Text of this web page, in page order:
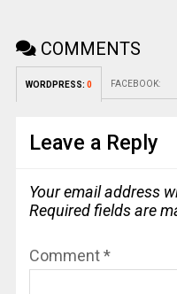
COMMENTS
WORDPRESS: 0 FACEBOOK:
Leave a Reply
Your email address
Required fields are
Comment*